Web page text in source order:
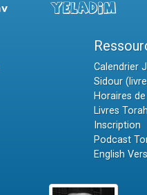
Calendrier
Sidour
Horaires
Livres
Inscription
Podcast
English